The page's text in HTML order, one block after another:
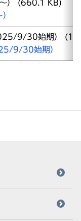
）
(660.1 KB)
9/30始期）
9/30始期）